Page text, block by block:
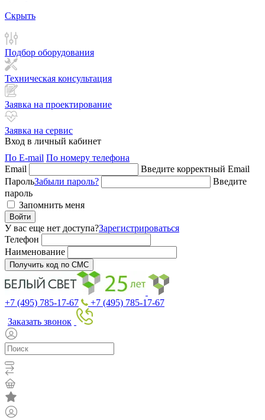
Скрыть
Подбор оборудования
Техническая консультация
Заявка на проектирование
Заявка на сервис
Вход в личный кабинет
По E-mail По номеру телефона
Email
Введите корректный Email
ПарольЗабыли пароль?
Введите
пароль
Запомнить меня
Войти
У вас еще нет доступа?Зарегистрироваться
Телефон
Наименование
Получить код по СМС
+7 (495) 785-17-67
+7 (495) 785-17-67
Заказать звонок